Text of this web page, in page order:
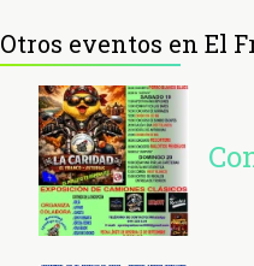
Otros eventos en El